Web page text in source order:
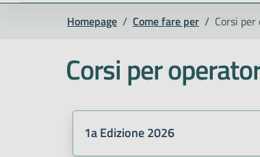
Homepage / Come fare per / Corsi
Corsi per
1a Edizione 2026